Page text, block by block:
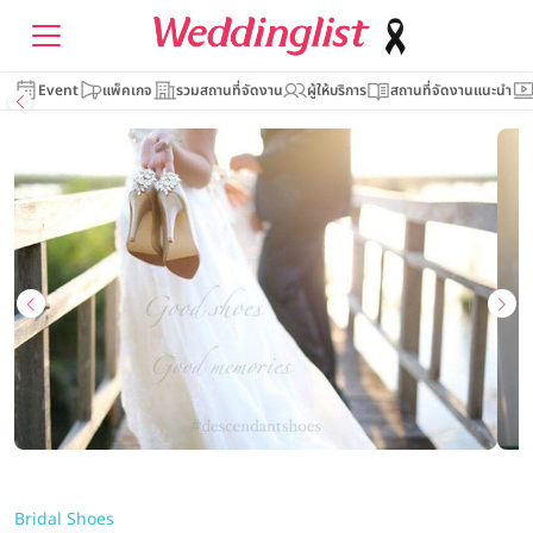
Event แพ็คเกจ รวมสถานที่จัดงาน ผู้ให้บริการ สถานที่จัดงานแนะนำ
Bridal Shoes